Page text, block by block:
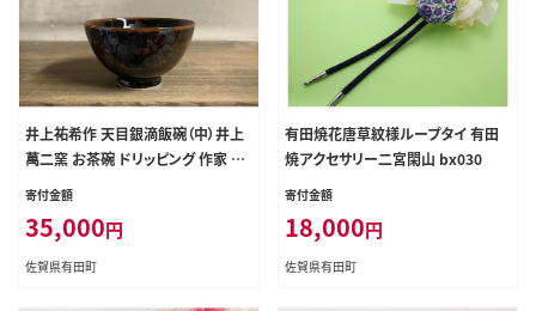
井上祐希作 天目銀滴飯碗（中）井上
萬二窯 お茶碗 ドリッピング 作家 ご
飯茶碗 一点もの ごはん茶碗 ろくろ
和食器 食器 うつわ 器 手作り アート
天目 35000円 3.5万円 ae007
寄付金額
35,000円
佐賀県有田町
有田焼花唐草紋様ループタイ 有田
焼アクセサリー二宮閑山 bx030
寄付金額
18,000円
佐賀県有田町